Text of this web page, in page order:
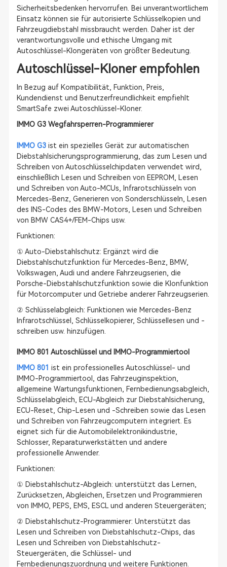
Sicherheitsbedenken hervorrufen. Bei unverantwortlichem
Einsatz können sie für autorisierte Schlüsselkopien und
Fahrzeugdiebstahl missbraucht werden. Daher ist der
verantwortungsvolle und ethische Umgang mit
Autoschlüssel-Klongeräten von größter Bedeutung.
Autoschlüssel-Kloner empfohlen
In Bezug auf Kompatibilität, Funktion, Preis,
Kundendienst und Benutzerfreundlichkeit empfiehlt
SmartSafe zwei Autoschlüssel-Kloner.
IMMO G3 Wegfahrsperren-Programmierer
IMMO G3ist ein spezielles Gerät zur automatischen
Diebstahlsicherungsprogrammierung, das zum Lesen und
Schreiben von Autoschlüsselchipdaten verwendet wird,
einschließlich Lesen und Schreiben von EEPROM, Lesen
und Schreiben von Auto-MCUs, Infrarotschlüsseln von
Mercedes-Benz, Generieren von Sonderschlüsseln, Lesen
des INS-Codes des BMW-Motors, Lesen und Schreiben
von BMW CAS4+/FEM-Chips usw.
Funktionen:
① Auto-Diebstahlschutz: Ergänzt wird die
Diebstahlschutzfunktion für Mercedes-Benz, BMW,
Volkswagen, Audi und andere Fahrzeugserien, die
Porsche-Diebstahlschutzfunktion sowie die Klonfunktion
für Motorcomputer und Getriebe anderer Fahrzeugserien.
② Schlüsselabgleich: Funktionen wie Mercedes-Benz
Infrarotschlüssel, Schlüsselkopierer, Schlüssellesen und -
schreiben usw. hinzufügen.
IMMO 801 Autoschlüssel und IMMO-Programmiertool
IMMO 801 ist ein professionelles Autoschlüssel- und
IMMO-Programmiertool, das Fahrzeuginspektion,
allgemeine Wartungsfunktionen, Fernbedienungsabgleich,
Schlüsselabgleich, ECU-Abgleich zur Diebstahlsicherung,
ECU-Reset, Chip-Lesen und -Schreiben sowie das Lesen
und Schreiben von Fahrzeugcomputern integriert. Es
eignet sich für die Automobilelektronikindustrie,
Schlosser, Reparaturwerkstätten und andere
professionelle Anwender.
Funktionen:
① Diebstahlschutz-Abgleich: unterstützt das Lernen,
Zurücksetzen, Abgleichen, Ersetzen und Programmieren
von IMMO, PEPS, EMS, ESCL und anderen Steuergeräten;
② Diebstahlschutz-Programmierer: Unterstützt das
Lesen und Schreiben von Diebstahlschutz-Chips, das
Lesen und Schreiben von Diebstahlschutz-
Steuergeräten, die Schlüssel- und
Fernbedienungszuordnung und weitere Funktionen.